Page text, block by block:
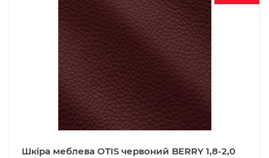
Шкіра меблева OTIS червоний BERRY 1,8-2,0